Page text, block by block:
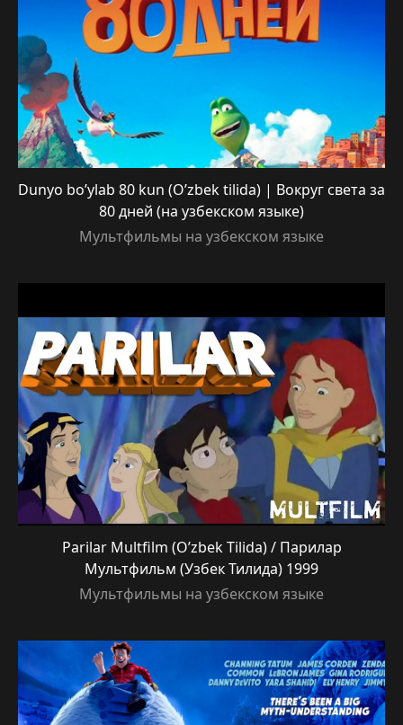
Dunyo bo’ylab 80 kun (O’zbek tilida) | Вокруг света за
80 дней (на узбекском языке)
Мультфильмы на узбекском языке
Parilar Multfilm (O’zbek Tilida) / Парилар
Мультфильм (Узбек Тилида) 1999
Мультфильмы на узбекском языке